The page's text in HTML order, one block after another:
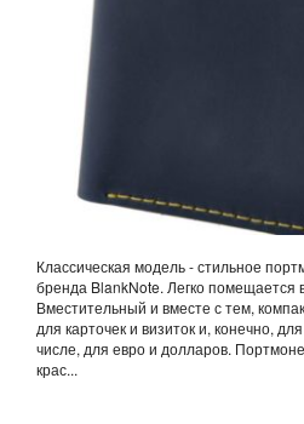
Классическая модель - стильное
бренда BlankNote. Легко помещается
Вместительный и вместе с тем,
для карточек и визиток и, конечно,
числе, для евро и долларов.
крас...